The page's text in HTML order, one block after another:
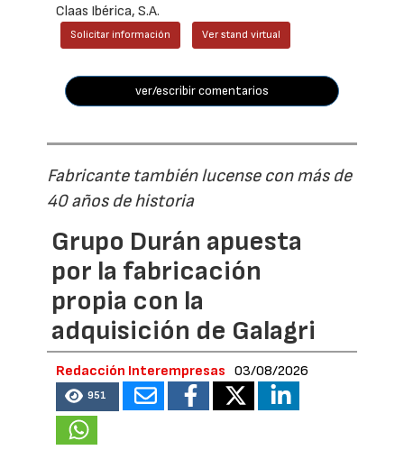
Claas Ibérica, S.A.
Solicitar información Ver stand virtual
ver/escribir comentarios
Fabricante también lucense con más de
40 años de historia
Grupo Durán apuesta
por la fabricación
propia con la
adquisición de Galagri
Redacción Interempresas 03/08/2026
951